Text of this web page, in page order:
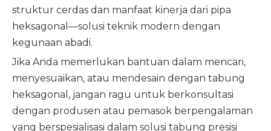
struktur cerdas dan manfaat kinerja dari pipa
heksagonal—solusi teknik modern dengan
kegunaan abadi.
Jika Anda memerlukan bantuan dalam mencari,
menyesuaikan, atau mendesain dengan tabung
heksagonal, jangan ragu untuk berkonsultasi
dengan produsen atau pemasok berpengalaman
yang berspesialisasi dalam solusi tabung presisi